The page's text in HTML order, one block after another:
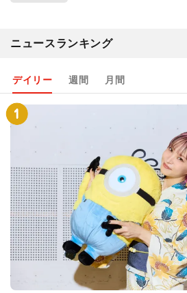
ニュースランキング
デイリー 週間 月間